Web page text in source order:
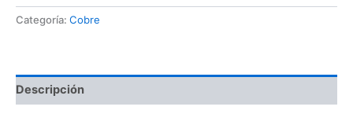
Categoría: Cobre
Descripción